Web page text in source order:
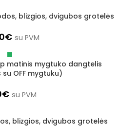
blizgios, dvigubos grotelės
€ su PVM
matinis mygtuko dangtelis
OFF mygtuku)
€ su PVM
blizgios, dvigubos grotelės